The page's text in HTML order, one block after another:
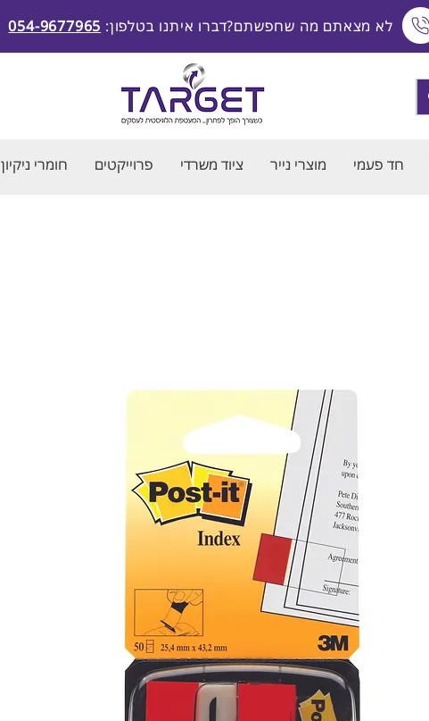
לא מצאתם מה שחפשתם?דברו איתנו בטלפון: 054-9677965
חד פעמי מוצרי נייר ציוד משרדי פרוייקטים חומרי ניקיון